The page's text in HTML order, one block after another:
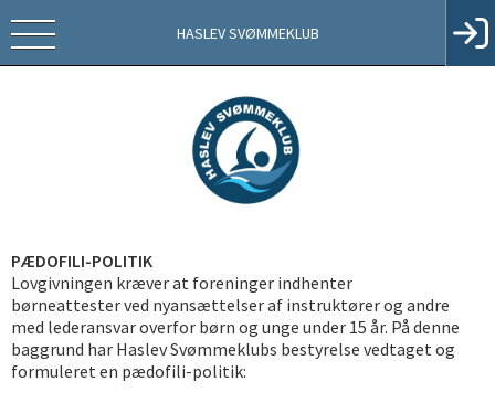
HASLEV SVØMMEKLUB
PÆDOFILI-POLITIK
Lovgivningen kræver at foreninger indhenter
børneattester ved nyansættelser af instruktører og andre
med lederansvar overfor børn og unge under 15 år. På denne
baggrund har Haslev Svømmeklubs bestyrelse vedtaget og
formuleret en pædofili-politik: